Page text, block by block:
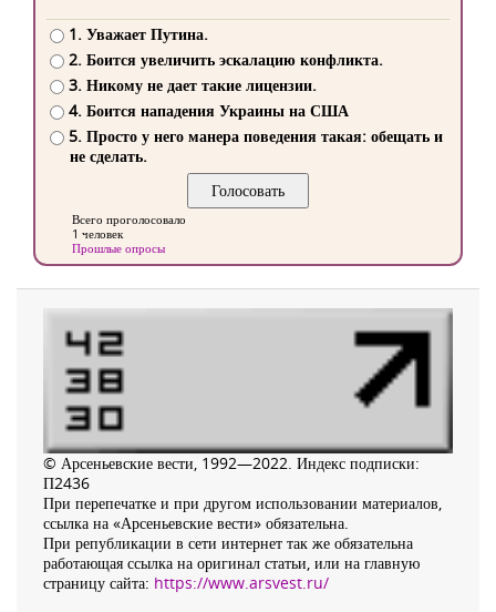
1. Уважает Путина.
2. Боится увеличить эскалацию конфликта.
3. Никому не дает такие лицензии.
4. Боится нападения Украины на США
5. Просто у него манера поведения такая: обещать и
не сделать.
Всего проголосовало
1 человек
Прошлые опросы
© Арсеньевские вести, 1992—2022. Индекс подписки:
П2436
При перепечатке и при другом использовании материалов,
ссылка на «Арсеньевские вести» обязательна.
При републикации в сети интернет так же обязательна
работающая ссылка на оригинал статьи, или на главную
страницу сайта: https://www.arsvest.ru/